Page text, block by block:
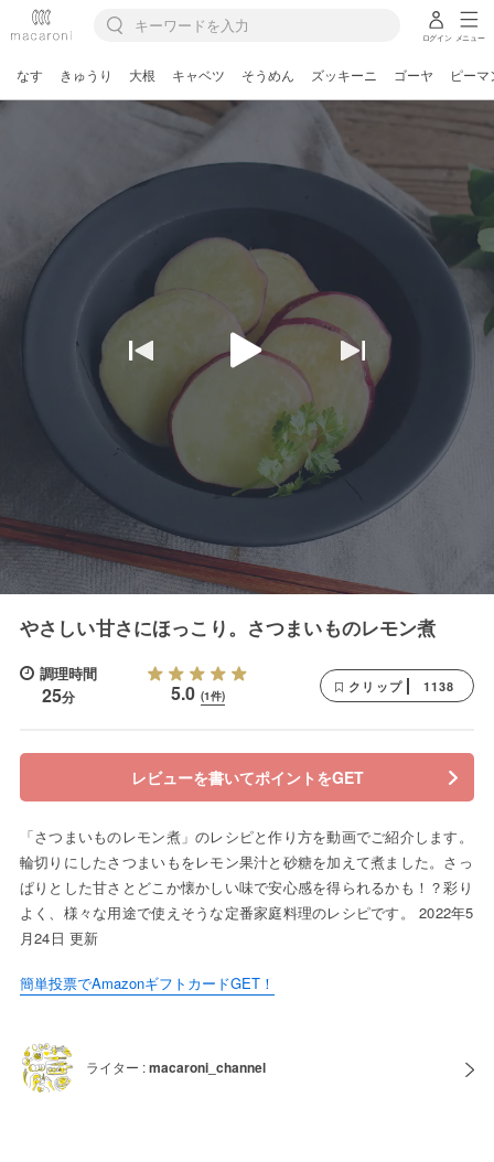
ログイン メニュー
なす きゅうり 大根 キャベツ そうめん ズッキーニ ゴーヤ ピーマ
やさしい甘さにほっこり。さつまいものレモン煮
調理時間
25分 5.0 (1件)
クリップ 1138
レビューを書いてポイントをGET
「さつまいものレモン煮」のレシピと作り方を動画でご紹介します。
輪切りにしたさつまいもをレモン果汁と砂糖を加えて煮ました。さっ
ぱりとした甘さとどこか懐かしい味で安心感を得られるかも！？彩り
よく、様々な用途で使えそうな定番家庭料理のレシピです。 2022年5
月24日 更新
簡単投票でAmazonギフトカードGET！
ライター :macaroni_channel